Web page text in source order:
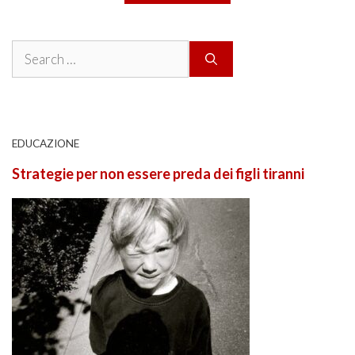
Search
EDUCAZIONE
Strategie per non essere preda dei figli tiranni